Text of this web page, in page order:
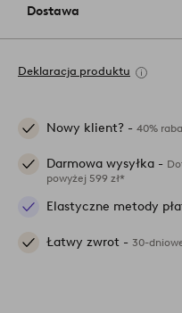
Dostawa
Deklaracja produktu
Nowy klient? - 40%
Darmowa wysyłka -
powyżej 599 zł*
Elastyczne metody
Łatwy zwrot - 30-